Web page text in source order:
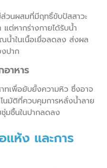
วนผสมที่มีฤทธิ์ขับปัสสาวะ
ต่หากร่างกายได้รับน้ำ
น้ำในเนื้อเยื่อลดลง ส่งผล
ปาก
าหาร
ทเพื่อยับยั้งความหิว ซึ่งอาจ
นมัติที่ควบคุมการหลั่งน้ำลาย
ชุ่มชื้นในปากลดลง
ห้ง และการ